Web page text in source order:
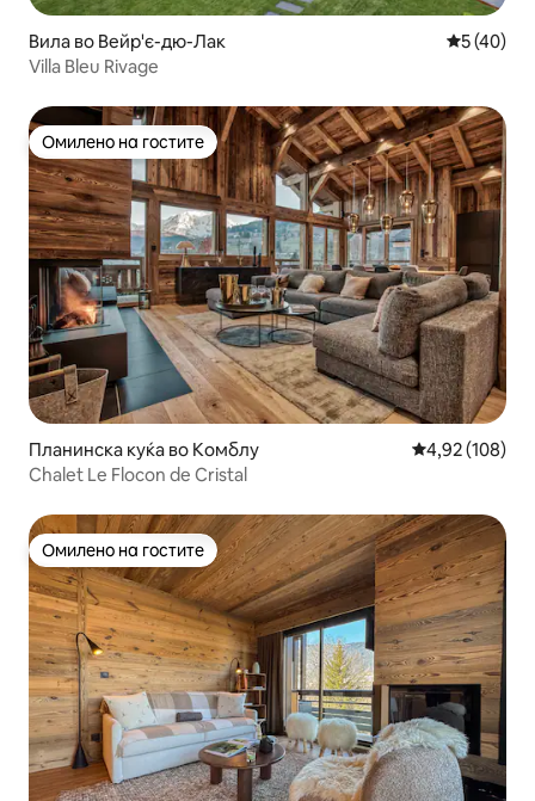
Вила во Вейр'є-дю-Лак Просечна
5 (40)
Villa Bleu Rivage
Омилено на гостите
Омилено на гостите
Планинска куќа во Комблу Просечна
4,92 (108)
Chalet Le Flocon de Cristal
Омилено на гостите
Омилено на гостите